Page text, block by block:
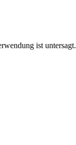
ist untersagt.